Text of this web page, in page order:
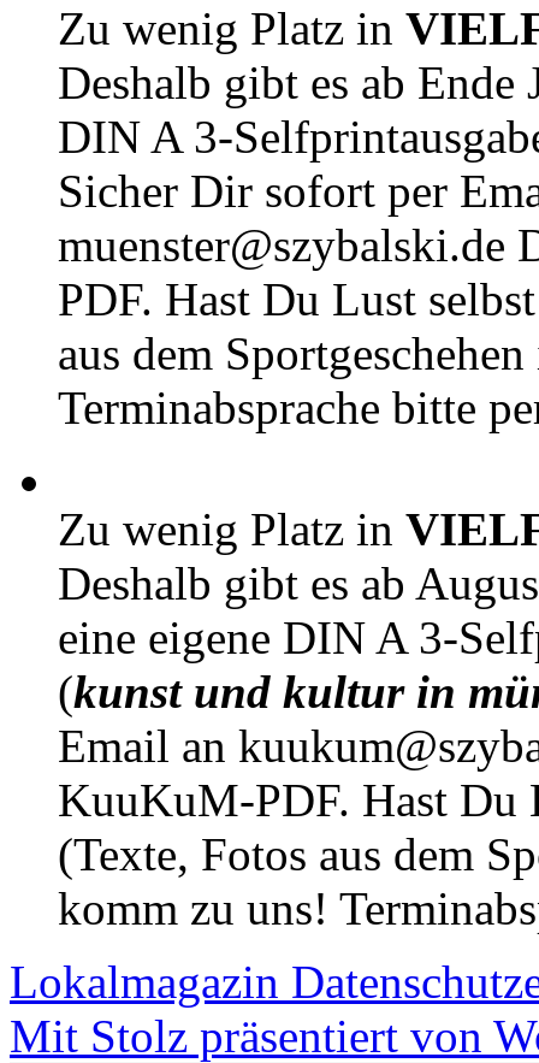
Zu wenig Platz in
Deshalb gibt es ab Ende
DIN A 3-
Sicher Dir sofort per
muenster@szybalski.de
PDF. Hast Du Lust
aus dem
Terminabsprache bitte
Zu wenig Platz in
Deshalb gibt es ab
eine eigene DIN A 3-
(kunst und kultur in
Email an
KuuKuM-PDF. Hast Du
(Texte, Fotos aus dem
komm zu uns!
Lokalmagazin
Mit Stolz präsentiert von